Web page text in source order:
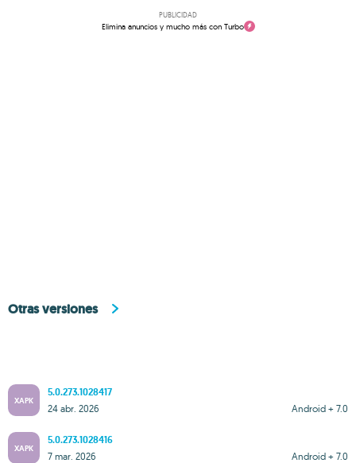
PUBLICIDAD
Elimina anuncios y mucho más con Turbo
Otras versiones
XAPK
5.0.273.1028417
Android + 7.0
24 abr. 2026
XAPK
5.0.273.1028416
Android + 7.0
7 mar. 2026